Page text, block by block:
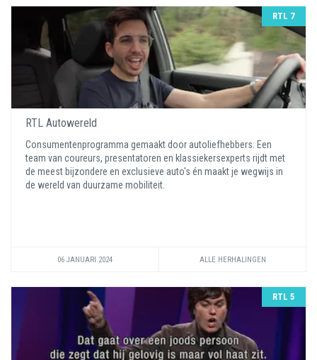
RTL 7
RTL Autowereld
Consumentenprogramma gemaakt door autoliefhebbers. Een
team van coureurs, presentatoren en klassiekersexperts rijdt met
de meest bijzondere en exclusieve auto's én maakt je wegwijs in
de wereld van duurzame mobiliteit.
06 JANUARI 2024 ALLE HERHALINGEN
RTL 5